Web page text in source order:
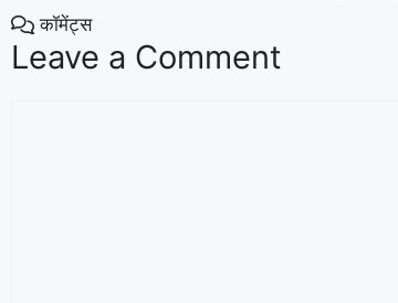
कॉमेंट्स
Leave a Comment